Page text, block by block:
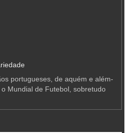
portugueses, de aquém e além-
Mundial de Futebol, sobretudo